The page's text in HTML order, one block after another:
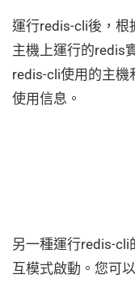
運行redis-cli後，根
主機上運行的redis
redis-cli使用的主機
使用信息。
另一種運行redis-cli
互模式啟動。您可